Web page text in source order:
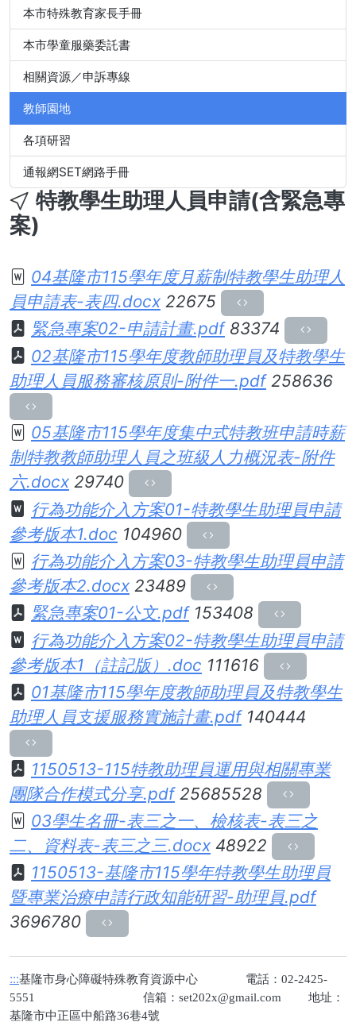
本市特殊教育家長手冊
本市學童服藥委託書
相關資源／申訴專線
教師園地
各項研習
通報網SET網路手冊
特教學生助理人員申請(含緊急專
案)
04基隆市115學年度月薪制特教學生助理人
員申請表-表四.docx 22675
緊急專案02-申請計畫.pdf 83374
02基隆市115學年度教師助理員及特教學生
助理人員服務審核原則-附件一.pdf 258636
05基隆市115學年度集中式特教班申請時薪
制特教教師助理人員之班級人力概況表-附件
六.docx 29740
行為功能介入方案01-特教學生助理員申請
參考版本1.doc 104960
行為功能介入方案03-特教學生助理員申請
參考版本2.docx 23489
緊急專案01-公文.pdf 153408
行為功能介入方案02-特教學生助理員申請
參考版本1（註記版）.doc 111616
01基隆市115學年度教師助理員及特教學生
助理人員支援服務實施計畫.pdf 140444
1150513-115特教助理員運用與相關專業
團隊合作模式分享.pdf 25685528
03學生名冊-表三之一、檢核表-表三之
二、資料表-表三之三.docx 48922
1150513-基隆市115學年特教學生助理員
暨專業治療申請行政知能研習-助理員.pdf
3696780
:::基隆市身心障礙特殊教育資源中心 電話：02-2425-
5551 信箱： set202x@gmail.com 地址：
基隆市中正區中船路36巷4號